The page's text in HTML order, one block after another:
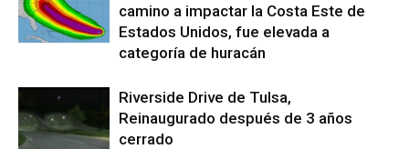
camino a impactar la Costa Este de
Estados Unidos, fue elevada a
categoría de huracán
Riverside Drive de Tulsa,
Reinaugurado después de 3 años
cerrado